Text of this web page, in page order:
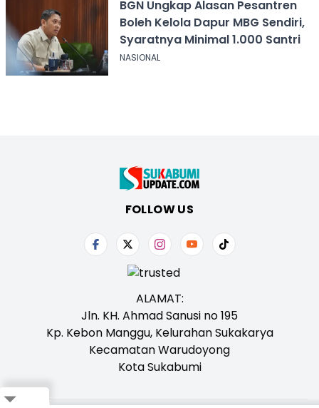
BGN Ungkap Alasan Pesantren
Boleh Kelola Dapur MBG Sendiri,
Syaratnya Minimal 1.000 Santri
NASIONAL
FOLLOW US
ALAMAT:
Jln. KH. Ahmad Sanusi no 195
Kp. Kebon Manggu, Kelurahan Sukakarya
Kecamatan Warudoyong
Kota Sukabumi